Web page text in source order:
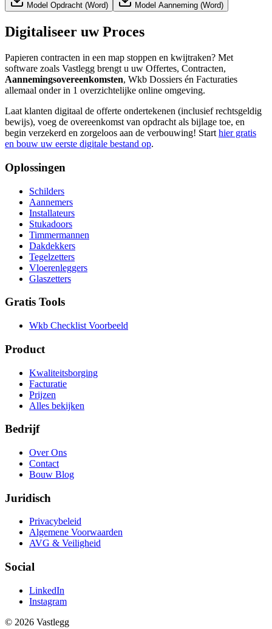
Model Opdracht (Word) Model Aanneming (Word)
Digitaliseer uw Proces
Papieren contracten in een map stoppen en kwijtraken? Met
software zoals Vastlegg brengt u uw Offertes, Contracten,
Aannemingsovereenkomsten, Wkb Dossiers én Facturaties
allemaal onder in 1 overzichtelijke online omgeving.
Laat klanten digitaal de offerte ondertekenen (inclusief rechtsgeldig
bewijs), voeg de overeenkomst van opdracht als bijlage toe, en
begin verzekerd en zorgeloos aan de verbouwing! Start hier gratis
en bouw uw eerste digitale bestand op.
Oplossingen
Schilders
Aannemers
Installateurs
Stukadoors
Timmermannen
Dakdekkers
Tegelzetters
Vloerenleggers
Glaszetters
Gratis Tools
Wkb Checklist Voorbeeld
Product
Kwaliteitsborging
Facturatie
Prijzen
Alles bekijken
Bedrijf
Over Ons
Contact
Bouw Blog
Juridisch
Privacybeleid
Algemene Voorwaarden
AVG & Veiligheid
Social
LinkedIn
Instagram
© 2026 Vastlegg